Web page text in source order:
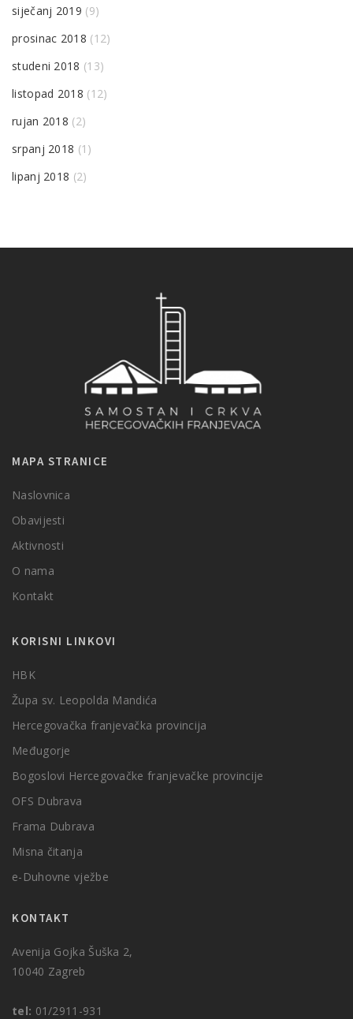
siječanj 2019 (9)
prosinac 2018 (12)
studeni 2018 (13)
listopad 2018 (12)
rujan 2018 (2)
srpanj 2018 (1)
lipanj 2018 (2)
MAPA STRANICE
Naslovnica
Obavijesti
Aktivnosti
O nama
Kontakt
KORISNI LINKOVI
HBK
Župa sv. Leopolda Mandića
Hercegovačka franjevačka provincija
Međugorje
Bogoslovi Hercegovačke franjevačke provincije
OFS Dubrava
Frama Dubrava
Misna čitanja
e-Duhovne vježbe
KONTAKT
Avenija Gojka Šuška 2,
10040 Zagreb
tel: 01/2911-931